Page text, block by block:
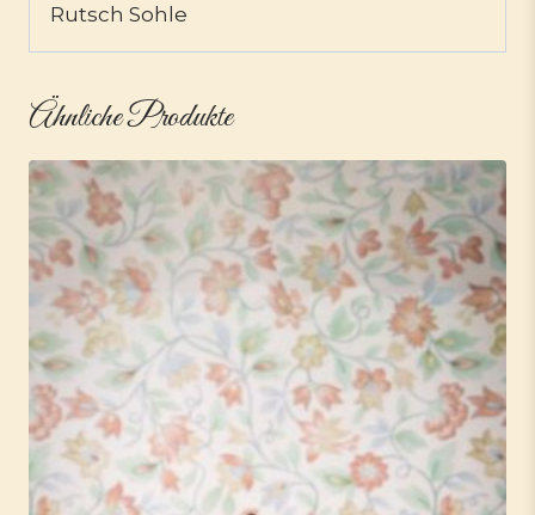
Rutsch Sohle
Ähnliche Produkte